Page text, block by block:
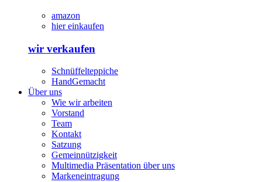
amazon
hier einkaufen
wir verkaufen
Schnüffelteppiche
HandGemacht
Über uns
Wie wir arbeiten
Vorstand
Team
Kontakt
Satzung
Gemeinnützigkeit
Multimedia Präsentation über uns
Markeneintragung